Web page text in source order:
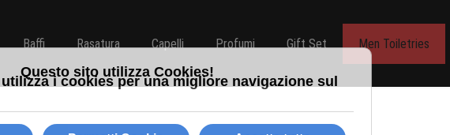
Baffi Rasatura Capelli Profumi Gift Set Men Toiletries